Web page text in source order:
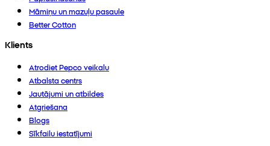
Māmiņu un mazuļu pasaule
Better Cotton
Klients
Atrodiet Pepco veikalu
Atbalsta centrs
Jautājumi un atbildes
Atgriešana
Blogs
Sīkfailu iestatījumi